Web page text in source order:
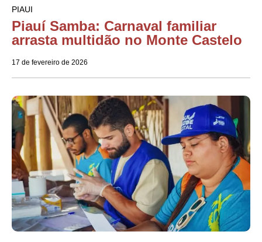
PIAUI
Piauí Samba: Carnaval familiar
arrasta multidão no Monte Castelo
17 de fevereiro de 2026